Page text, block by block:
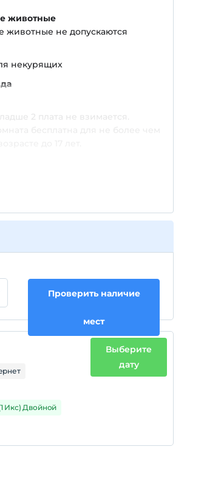
животные
животные не допускаются
некурящих
2 плата не взимается.
бесплатна для не более чем
до 17 лет.
Проверить наличие
мест
Икс) Двойной
Выберите
дату